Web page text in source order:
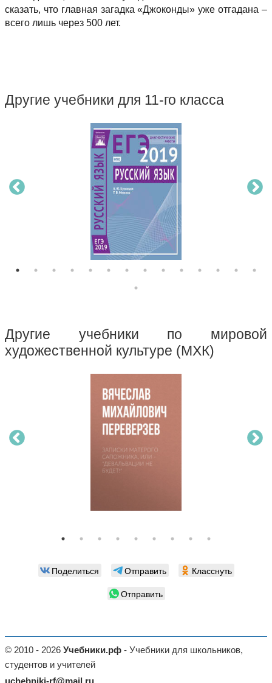
сказать, что главная загадка «Джоконды» уже отгадана –
всего лишь через 500 лет.
Другие учебники для 11-го класса
Другие учебники по мировой
художественной культуре (МХК)
Поделиться Отправить
Класснуть
Отправить
© 2010 - 2026 Учебники.рф - Учебники для школьников,
студентов и учителей
uchebniki-rf@mail.ru